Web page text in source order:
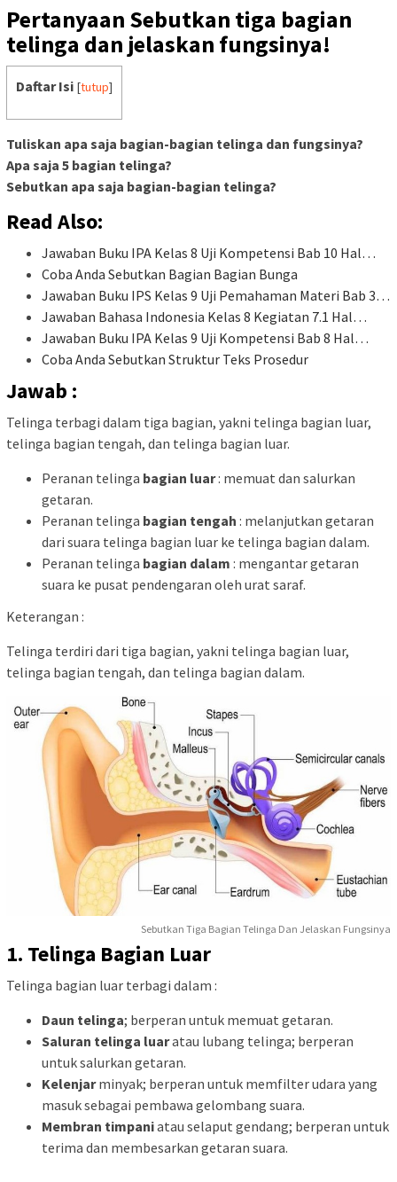
Pertanyaan Sebutkan tiga bagian
telinga dan jelaskan fungsinya!
Daftar Isi [tutup]
Tuliskan apa saja bagian-bagian telinga dan fungsinya?
Apa saja 5 bagian telinga?
Sebutkan apa saja bagian-bagian telinga?
Read Also:
Jawaban Buku IPA Kelas 8 Uji Kompetensi Bab 10 Hal…
Coba Anda Sebutkan Bagian Bagian Bunga
Jawaban Buku IPS Kelas 9 Uji Pemahaman Materi Bab 3…
Jawaban Bahasa Indonesia Kelas 8 Kegiatan 7.1 Hal…
Jawaban Buku IPA Kelas 9 Uji Kompetensi Bab 8 Hal…
Coba Anda Sebutkan Struktur Teks Prosedur
Jawab :
Telinga terbagi dalam tiga bagian, yakni telinga bagian luar,
telinga bagian tengah, dan telinga bagian luar.
Peranan telinga bagian luar: memuat dan salurkan
getaran.
Peranan telinga bagian tengah : melanjutkan getaran
dari suara telinga bagian luar ke telinga bagian dalam.
Peranan telinga bagian dalam : mengantar getaran
suara ke pusat pendengaran oleh urat saraf.
Keterangan :
Telinga terdiri dari tiga bagian, yakni telinga bagian luar,
telinga bagian tengah, dan telinga bagian dalam.
Sebutkan Tiga Bagian Telinga Dan Jelaskan Fungsinya
1. Telinga Bagian Luar
Telinga bagian luar terbagi dalam :
Daun telinga; berperan untuk memuat getaran.
Saluran telinga luaratau lubang telinga; berperan
untuk salurkan getaran.
Kelenjarminyak; berperan untuk memfilter udara yang
masuk sebagai pembawa gelombang suara.
Membran timpaniatau selaput gendang; berperan untuk
terima dan membesarkan getaran suara.